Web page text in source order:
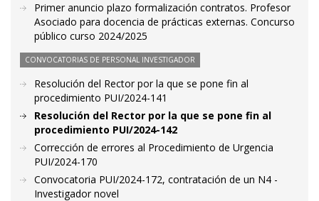
Primer anuncio plazo formalización contratos. Profesor
Asociado para docencia de prácticas externas. Concurso
público curso 2024/2025
CONVOCATORIAS DE PERSONAL INVESTIGADOR
Resolución del Rector por la que se pone fin al
procedimiento PUI/2024-141
Resolución del Rector por la que se pone fin al
procedimiento PUI/2024-142
Corrección de errores al Procedimiento de Urgencia
PUI/2024-170
Convocatoria PUI/2024-172, contratación de un N4 -
Investigador novel